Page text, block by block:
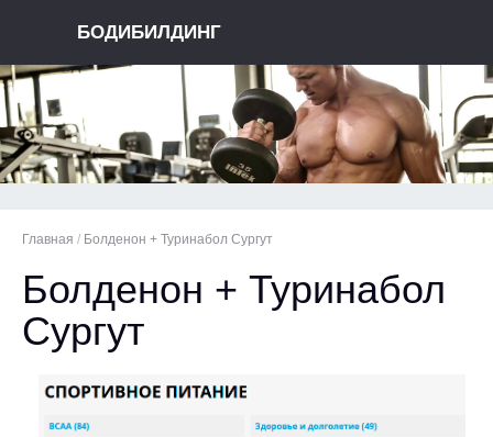
БОДИБИЛДИНГ
Главная / Болденон + Туринабол Сургут
Болденон + Туринабол
Сургут